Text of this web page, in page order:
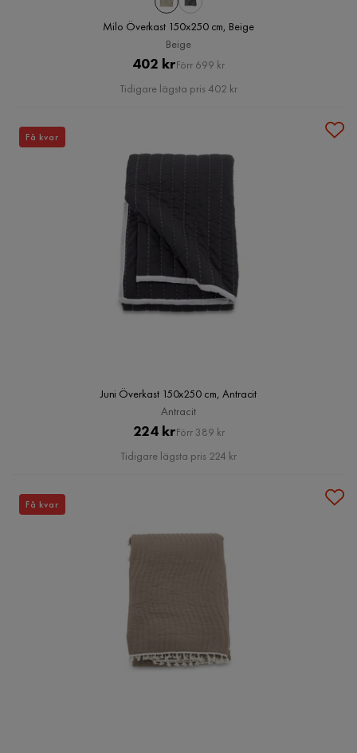
Milo Överkast 150x250 cm, Beige
Beige
Pris
402 krOriginal
Pris
Förr 699 kr
Tidigare lägsta pris 402 kr
Juni Överkast 150x250 cm, Antracit
Antracit
Pris
224 krOriginal
Pris
Förr 389 kr
Tidigare lägsta pris 224 kr
Få kvar
Få kvar